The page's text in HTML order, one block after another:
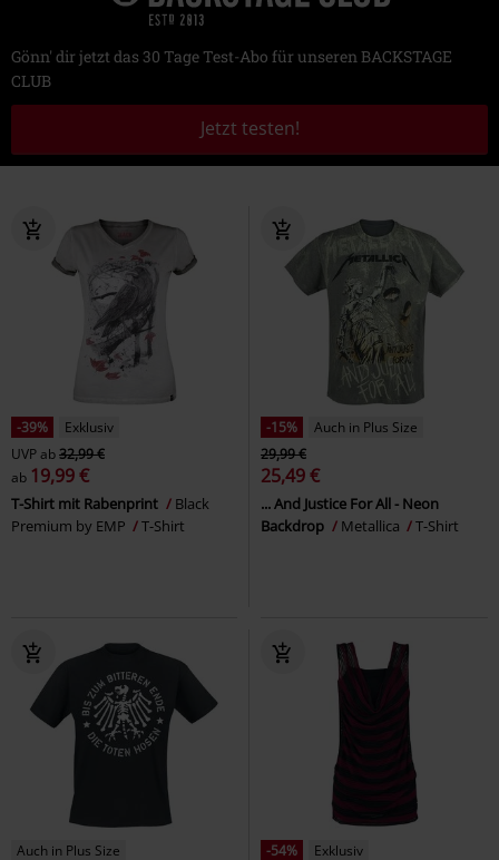
Gönn' dir jetzt das 30 Tage Test-Abo für unseren BACKSTAGE
CLUB
Jetzt testen!
-39%
Exklusiv
UVPab32,99 €
ab 19,99 €
T-Shirt mit Rabenprint
Black
Premium by EMP
T-Shirt
-15%
Auch in Plus Size
29,99 €
25,49 €
... And Justice For All - Neon
Backdrop
Metallica T-Shirt
Auch in Plus Size -54% Exklusiv